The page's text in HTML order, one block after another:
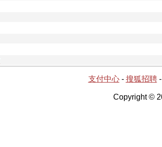
支付中心- 搜狐招聘-
Copyright ©